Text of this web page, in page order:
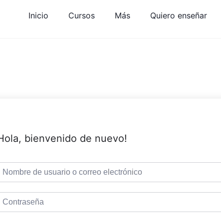
Inicio Cursos Más Quiero enseñar
bienvenido de nuevo!